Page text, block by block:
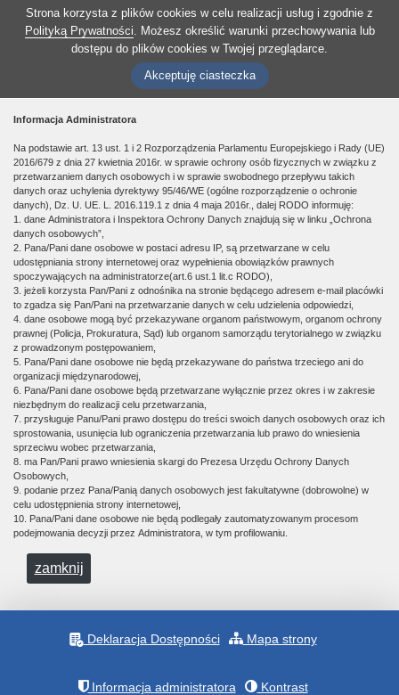
Strona korzysta z plików cookies w celu realizacji usług i zgodnie z
Polityką Prywatności. Możesz określić warunki przechowywania lub
dostępu do plików cookies w Twojej przeglądarce.
Akceptuję ciasteczka
Informacja Administratora
Na podstawie art. 13 ust. 1 i 2 Rozporządzenia Parlamentu Europejskiego i Rady (UE)
2016/679 z dnia 27 kwietnia 2016r. w sprawie ochrony osób fizycznych w związku z
przetwarzaniem danych osobowych i w sprawie swobodnego przepływu takich
danych oraz uchylenia dyrektywy 95/46/WE (ogólne rozporządzenie o ochronie
danych), Dz. U. UE. L. 2016.119.1 z dnia 4 maja 2016r., dalej RODO informuję:
1. dane Administratora i Inspektora Ochrony Danych znajdują się w linku „Ochrona
danych osobowych”,
2. Pana/Pani dane osobowe w postaci adresu IP, są przetwarzane w celu
udostępniania strony internetowej oraz wypełnienia obowiązków prawnych
spoczywających na administratorze(art.6 ust.1 lit.c RODO),
3. jeżeli korzysta Pan/Pani z odnośnika na stronie będącego adresem e-mail placówki
to zgadza się Pan/Pani na przetwarzanie danych w celu udzielenia odpowiedzi,
4. dane osobowe mogą być przekazywane organom państwowym, organom ochrony
prawnej (Policja, Prokuratura, Sąd) lub organom samorządu terytorialnego w związku
z prowadzonym postępowaniem,
5. Pana/Pani dane osobowe nie będą przekazywane do państwa trzeciego ani do
organizacji międzynarodowej,
6. Pana/Pani dane osobowe będą przetwarzane wyłącznie przez okres i w zakresie
niezbędnym do realizacji celu przetwarzania,
7. przysługuje Panu/Pani prawo dostępu do treści swoich danych osobowych oraz ich
sprostowania, usunięcia lub ograniczenia przetwarzania lub prawo do wniesienia
sprzeciwu wobec przetwarzania,
8. ma Pan/Pani prawo wniesienia skargi do Prezesa Urzędu Ochrony Danych
Osobowych,
9. podanie przez Pana/Panią danych osobowych jest fakultatywne (dobrowolne) w
celu udostępnienia strony internetowej,
10. Pana/Pani dane osobowe nie będą podlegały zautomatyzowanym procesom
podejmowania decyzji przez Administratora, w tym profilowaniu.
zamknij
Deklaracja Dostępności Mapa strony
Informacja administratora Kontrast